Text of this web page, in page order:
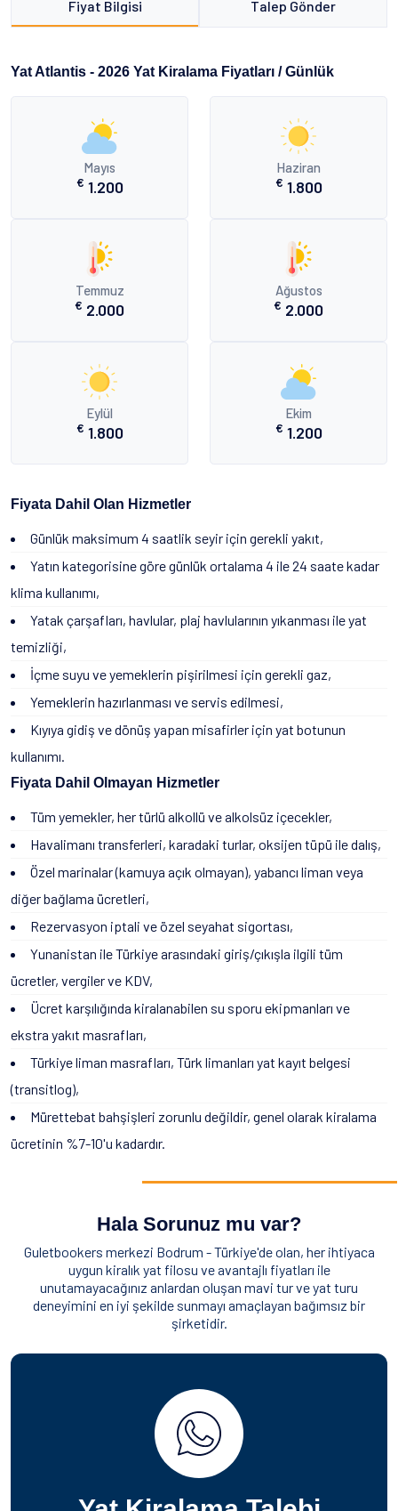
Fiyat Bilgisi Talep Gönder
Yat Atlantis - 2026 Yat Kiralama Fiyatları / Günlük
Mayıs
€ 1.200
Haziran
€ 1.800
Temmuz
€ 2.000
Ağustos
€ 2.000
Eylül
€ 1.800
Ekim
€ 1.200
Fiyata Dahil Olan Hizmetler
Günlük maksimum 4 saatlik seyir için gerekli yakıt,
Yatın kategorisine göre günlük ortalama 4 ile 24 saate kadar
klima kullanımı,
Yatak çarşafları, havlular, plaj havlularının yıkanması ile yat
temizliği,
İçme suyu ve yemeklerin pişirilmesi için gerekli gaz,
Yemeklerin hazırlanması ve servis edilmesi,
Kıyıya gidiş ve dönüş yapan misafirler için yat botunun
kullanımı.
Fiyata Dahil Olmayan Hizmetler
Tüm yemekler, her türlü alkollü ve alkolsüz içecekler,
Havalimanı transferleri, karadaki turlar, oksijen tüpü ile dalış,
Özel marinalar (kamuya açık olmayan), yabancı liman veya
diğer bağlama ücretleri,
Rezervasyon iptali ve özel seyahat sigortası,
Yunanistan ile Türkiye arasındaki giriş/çıkışla ilgili tüm
ücretler, vergiler ve KDV,
Ücret karşılığında kiralanabilen su sporu ekipmanları ve
ekstra yakıt masrafları,
Türkiye liman masrafları, Türk limanları yat kayıt belgesi
(transitlog),
Mürettebat bahşişleri zorunlu değildir, genel olarak kiralama
ücretinin %7-10'u kadardır.
Hala Sorunuz mu var?
Guletbookers merkezi Bodrum - Türkiye'de olan, her ihtiyaca
uygun kiralık yat filosu ve avantajlı fiyatları ile
unutamayacağınız anlardan oluşan mavi tur ve yat turu
deneyimini en iyi şekilde sunmayı amaçlayan bağımsız bir
şirketidir.